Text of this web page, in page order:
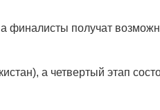
финалисты получат
а четвертый этап